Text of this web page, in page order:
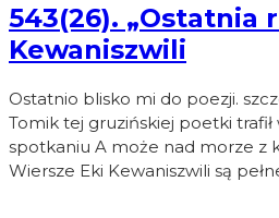
543(26). „Ostatnia
Kewaniszwili
Ostatnio blisko mi do poezji.
Tomik tej gruzińskiej poetki
spotkaniu A może nad morze z
Wiersze Eki Kewaniszwili są